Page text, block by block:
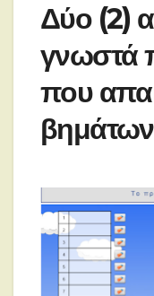
Δύο (2)
γνωστά
που
βημάτων